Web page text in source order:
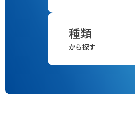
種類
から探す